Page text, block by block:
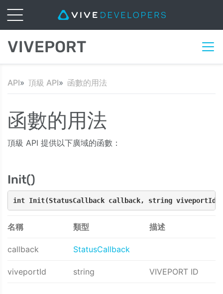
VIVEPORT
API 頂級 API 函數的用法
函數的用法
頂級 API 提供以下廣域的函數：
Init()
int Init(StatusCallback callback, string viveportId)
名稱 類型 描述
callback StatusCallback
viveportId string VIVEPORT ID